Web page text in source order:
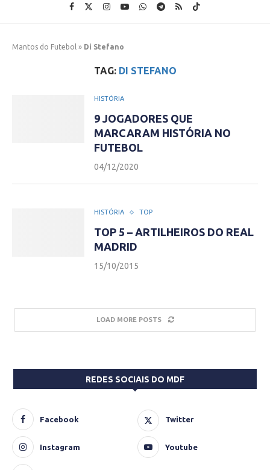
Mantos do Futebol » Di Stefano
TAG: DI STEFANO
HISTÓRIA
9 JOGADORES QUE
MARCARAM HISTÓRIA NO
FUTEBOL
04/12/2020
HISTÓRIA TOP
TOP 5 – ARTILHEIROS DO REAL
MADRID
15/10/2015
LOAD MORE POSTS
REDES SOCIAIS DO MDF
Facebook Twitter
Instagram Youtube